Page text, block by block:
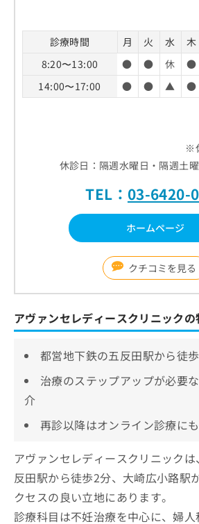
診療時間 月 火 水 木
8:20〜13:00
● ● 休 ●
14:00〜17:00
● ● ▲ ●
※
休診日：隔週水曜日・隔週土
TEL： 03-6420-
ホームページ
クチコミを見る
アヴァンセレディースクリニックの
都営地下鉄の五反田駅から徒
治療のステップアップが必要
介
再診以降はオンライン診療に
アヴァンセレディースクリニック
反田駅から徒歩2分、大崎広小路駅
クセスの良い立地にあります。
診療科目は不妊治療を中心に、婦